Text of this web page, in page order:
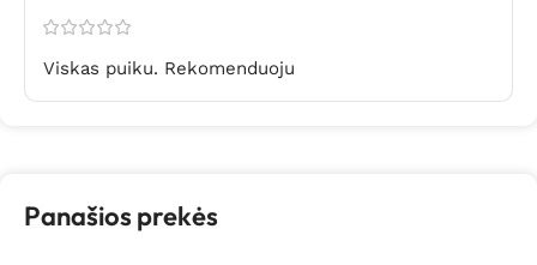
Viskas puiku. Rekomenduoju
Panašios prekės